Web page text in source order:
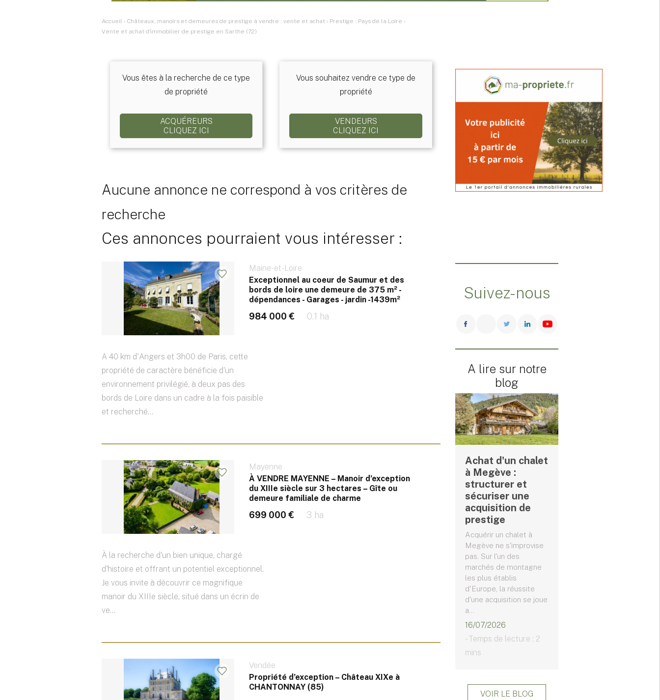
Accueil › Châteaux, manoirs et demeures de prestige à vendre : vente et achat › Prestige : Pays de la Loire ›
Vente et achat d'immobilier de prestige en Sarthe (72)
Vous êtes à la recherche de ce type
de propriété
ACQUÉREURS
CLIQUEZ ICI
Vous souhaitez vendre ce type de
propriété
VENDEURS
CLIQUEZ ICI
Aucune annonce ne correspond à vos critères de
recherche
Ces annonces pourraient vous intéresser :
Maine-et-Loire
Exceptionnel au coeur de Saumur et des
bords de loire une demeure de 375 m² -
dépendances - Garages - jardin -1439m²
984 000 € 0.1 ha
A 40 km d'Angers et 3h00 de Paris, cette
propriété de caractère bénéficie d'un
environnement privilégié, à deux pas des
bords de Loire dans un cadre à la fois paisible
et recherché...
Mayenne
À VENDRE MAYENNE – Manoir d’exception
du XIIIe siècle sur 3 hectares – Gîte ou
demeure familiale de charme
699 000 € 3 ha
À la recherche d'un bien unique, chargé
d'histoire et offrant un potentiel exceptionnel.
Je vous invite à découvrir ce magnifique
manoir du XIIIe siècle, situé dans un écrin de
ve...
Vendée
Propriété d’exception – Château XIXe à
CHANTONNAY (85)
Suivez-nous
A lire sur notre
blog
Achat d'un chalet
à Megève :
structurer et
sécuriser une
acquisition de
prestige
Acquérir un chalet à
Megève ne s'improvise
pas. Sur l'un des
marchés de montagne
les plus établis
d'Europe, la réussite
d'une acquisition se joue
a...
16/07/2026
- Temps de lecture : 2
mins
VOIR LE BLOG